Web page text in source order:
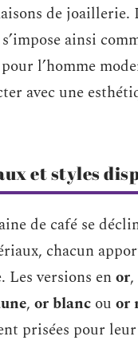
de joaillerie.
ainsi
l’homme
avec une
et styles
de café se
chacun
Les versions enor,
, or blanc ou or
prisées pour